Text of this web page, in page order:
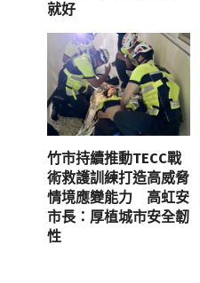
就好
竹市持續推動TECC戰
術救護訓練打造高威脅
情境應變能力 高虹安
市長：厚植城市安全韌
性